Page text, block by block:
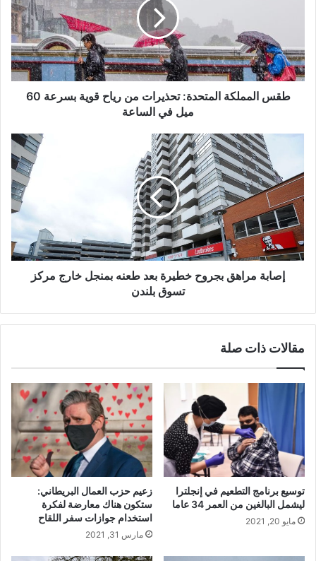
قوية
بسرعة
60
طقس المملكة المتحدة: تحذيرات من رياح قوية بسرعة 60
ميل في الساعة
بجروح
خطيرة
بعد
طعنه
بمنجل
خارج
مركز
تسوقإصابة مراهق بجروح خطيرة بعد طعنه بمنجل خارج مركز
تسوق بلندن
مقالات ذات صلة
توسيع برنامج التطعيم في إنجلترا
ليشمل البالغين من العمر 34 عاما
مايو 20, 2021
زعيم حزب العمال البريطاني:
ستكون هناك معارضة لفكرة
استخدام جوازات سفر اللقاح
مارس 31, 2021